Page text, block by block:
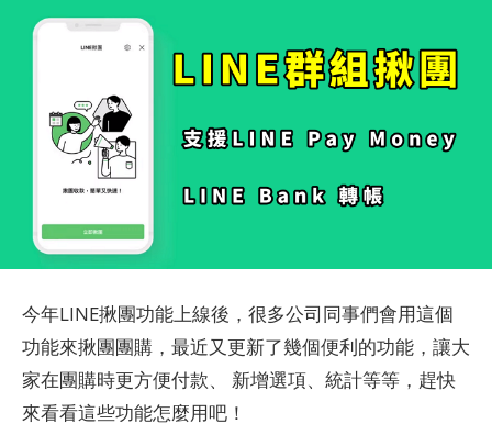
今年LINE揪團功能上線後，很多公司同事們會用這個
功能來揪團團購，最近又更新了幾個便利的功能，讓大
家在團購時更方便付款、 新增選項、統計等等，趕快
來看看這些功能怎麼用吧！